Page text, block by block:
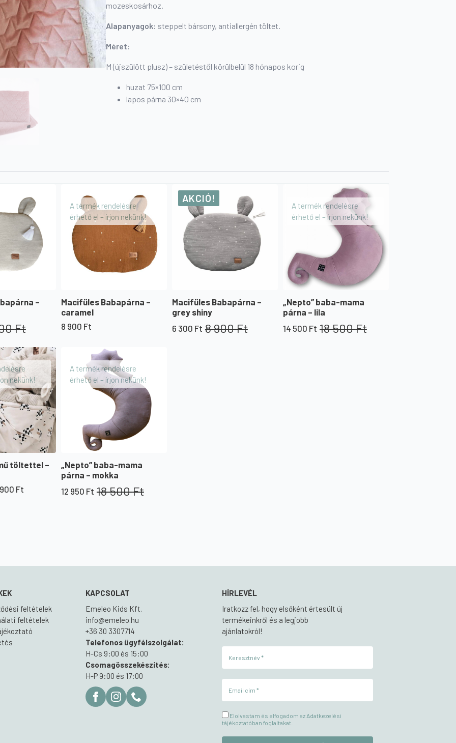
mozeskosárhoz.
Alapanyagok: steppelt bársony, antiallergén töltet.
Méret:
M (újszülött plusz) – születéstől körülbelül 18 hónapos korig
huzat 75×100 cm
lapos párna 30×40 cm
–
Ft
A termék rendelésre
érhető el – írjon nekünk!
Macifüles Babapárna –
caramel
8 900 Ft
AKCIÓ!
Macifüles Babapárna –
grey shiny
8 900Ft
Original
6 300 Ft
Current
A termék rendelésre
érhető el – írjon nekünk!
„Nepto” baba-mama
párna – lila
18 500Ft
Original
14 500 Ft
Current
nekünk!
töltettel –
Ft
A termék rendelésre
érhető el – írjon nekünk!
„Nepto” baba-mama
párna – mokka
18 500Ft
Original
12 950 Ft
Current
feltételek
feltételek
KAPCSOLAT
Emeleo Kids Kft.
info@emeleo.hu
+36 30 3307714
Telefonos ügyfélszolgálat:
H-Cs 9:00 és 15:00
Csomagösszekészítés:
H-P 9:00 és 17:00
HÍRLEVÉL
Iratkozz fel, hogy elsőként értesült új
termékeinkről és a legjobb
ajánlatokról!
Elolvastam és elfogadom az Adatkezelési
tájékoztatóban foglaltakat.